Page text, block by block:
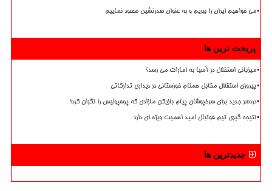
می خواهیم ایران را ببریم و به عنوان صدرنشین صعود نماییم
پربحث ترین ها
میزبانی استقلال در آسیا به امارات می رسد؟
پیروزی استقلال مقابل همنام خوزستانی در دیداری تدارکاتی
دردسر جدید برای سرخپوشان پیام بازیکن مازادی که پرسپولیس را نگران کرد!
نتیجه گیری تیم فوتبال امید اهمیت ویژه ای دارد
جدیدترین ها